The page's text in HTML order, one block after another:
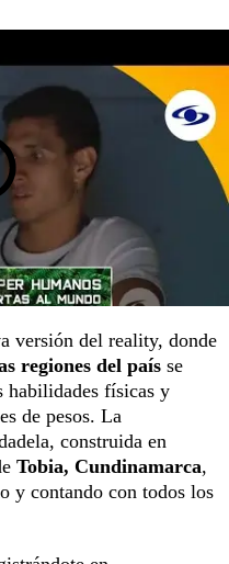
versión del reality, donde
regiones del país se
habilidades físicas y
de pesos. La
construida en
Tobia, Cundinamarca,
y contando con todos los